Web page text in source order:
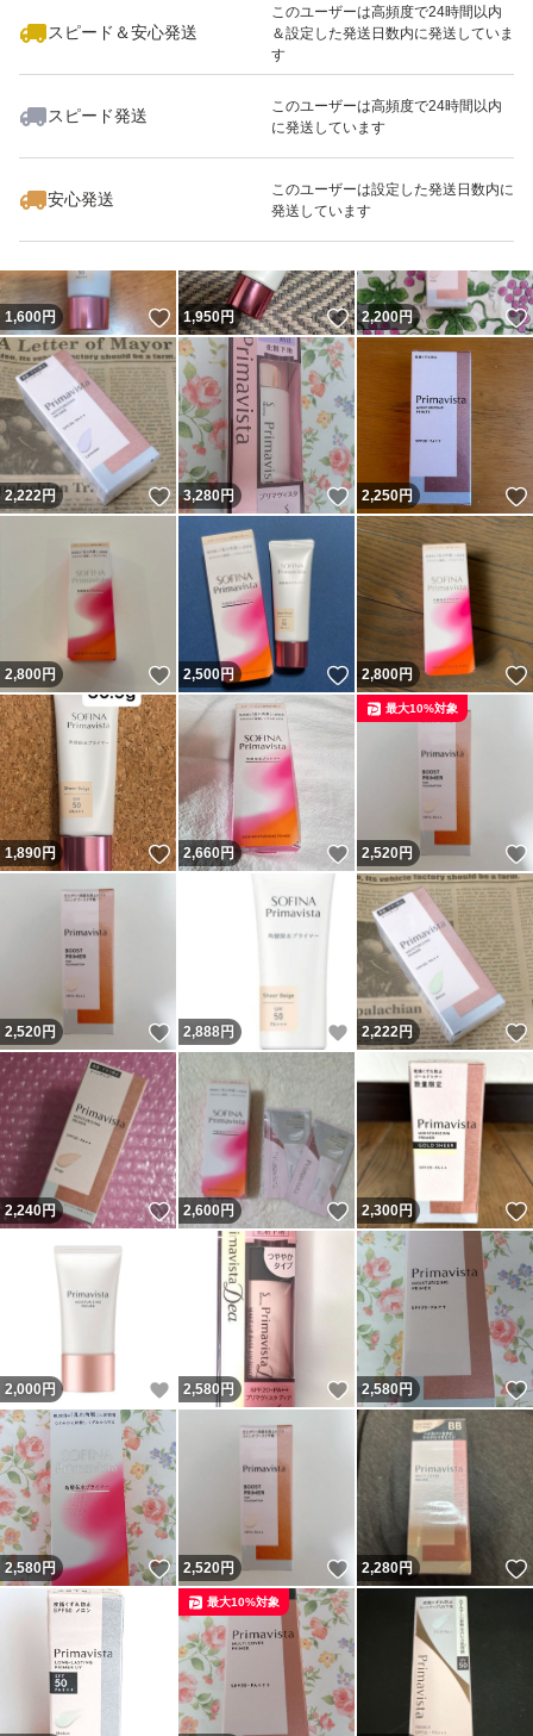
スピード＆安心発送
このユーザーは高頻度で24時間以内
＆設定した発送日数内に発送していま
す
スピード発送
このユーザーは高頻度で24時間以内
に発送しています
安心発送
このユーザーは設定した発送日数内に
発送しています
いいね！
2,800
1,600円 いいね！
1,950円 いいね！
2,200円
2,222円 いいね！
3,280円 いいね！
2,250円
2,800円 いいね！
2,500円 いいね！
2,800円
1,890円 いいね！
2,660円 いいね！
2,520円
最大10%対象
2,520円 いいね！
2,888円 いいね！
2,222円
2,240円 いいね！
2,600円 いいね！
2,300円
2,000 円 いいね！
2,580円 いいね！
2,580円
2,580円 いいね！
2,520円 いいね！
2,280円
最大10%対象